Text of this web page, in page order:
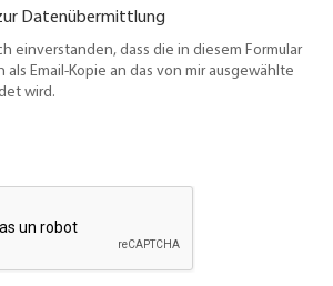
Datenübermittlung
einverstanden, dass die in diesem Formular
Email-Kopie an das von mir ausgewählte
wird.